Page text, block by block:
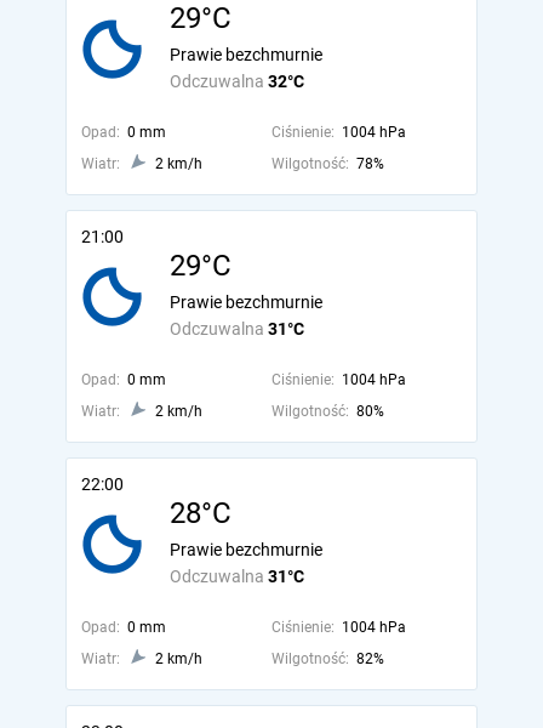
29°C
Odczuwalna 32°C
Prawie bezchmurnie
Opad: 0 mm Ciśnienie: 1004 hPa
Wiatr:
2 km/h Wilgotność: 78%
21:00
29°C
Odczuwalna 31°C
Prawie bezchmurnie
Opad: 0 mm Ciśnienie: 1004 hPa
Wiatr:
2 km/h Wilgotność: 80%
22:00
28°C
Odczuwalna 31°C
Prawie bezchmurnie
Opad: 0 mm Ciśnienie: 1004 hPa
Wiatr:
2 km/h Wilgotność: 82%